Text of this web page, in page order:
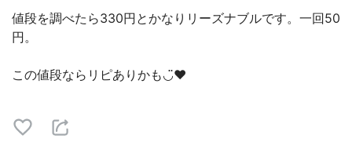
値段を調べたら330円とかなりリーズナブルです。一回50
円。
この値段ならリピありかも◡̈♥︎